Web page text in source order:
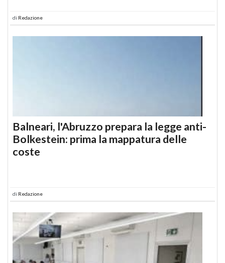
di Redazione
Balneari, l'Abruzzo prepara la legge anti-
Bolkestein: prima la mappatura delle
coste
di Redazione